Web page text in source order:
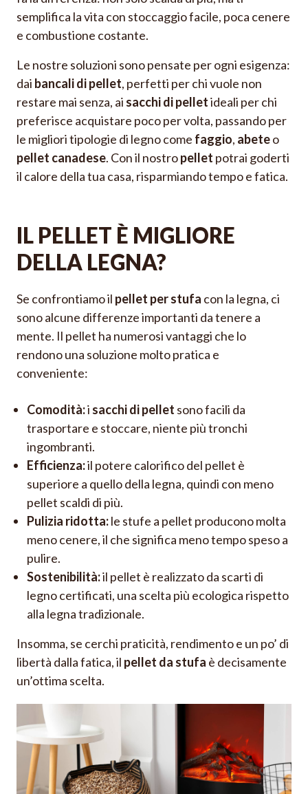
semplifica la vita con stoccaggio facile, poca cenere
e combustione costante.
Le nostre soluzioni sono pensate per ogni esigenza:
dai bancali di pellet, perfetti per chi vuole non
restare mai senza, ai sacchi di pelletideali per chi
preferisce acquistare poco per volta, passando per
le migliori tipologie di legno come faggio, abeteo
pellet canadese. Con il nostropellet potrai goderti
il calore della tua casa, risparmiando tempo e fatica.
IL PELLET È MIGLIORE
DELLA LEGNA?
Se confrontiamo il pellet per stufa con la legna, ci
sono alcune differenze importanti da tenere a
mente. Il pellet ha numerosi vantaggi che lo
rendono una soluzione molto pratica e
conveniente:
Comodità:i sacchi di pellet sono facili da
trasportare e stoccare, niente più tronchi
ingombranti.
Efficienza:il potere calorifico del pellet è
superiore a quello della legna, quindi con meno
pellet scaldi di più.
Pulizia ridotta:le stufe a pellet producono molta
meno cenere, il che significa meno tempo speso a
pulire.
Sostenibilità:il pellet è realizzato da scarti di
legno certificati, una scelta più ecologica rispetto
alla legna tradizionale.
Insomma, se cerchi praticità, rendimento e un po’ di
libertà dalla fatica, il pellet da stufa è decisamente
un’ottima scelta.